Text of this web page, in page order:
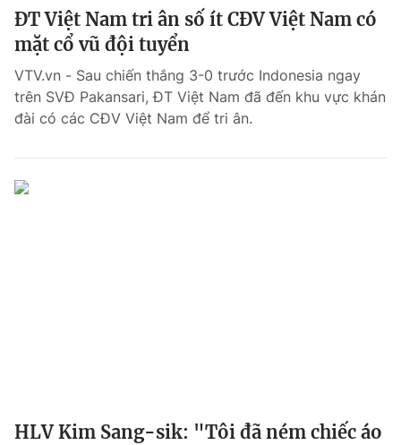
ĐT Việt Nam tri ân số ít CĐV Việt Nam có
mặt cổ vũ đội tuyển
VTV.vn - Sau chiến thắng 3-0 trước Indonesia ngay
trên SVĐ Pakansari, ĐT Việt Nam đã đến khu vực khán
đài có các CĐV Việt Nam để tri ân.
HLV Kim Sang-sik: "Tôi đã ném chiếc áo